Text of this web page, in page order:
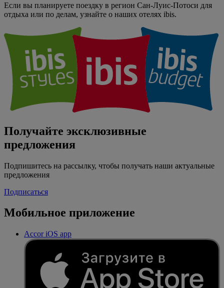
Если вы планируете поездку в регион Сан-Луис-Потоси для
отдыха или по делам, узнайте о наших отелях ibis.
Получайте эксклюзивные
предложения
Подпишитесь на рассылку, чтобы получать наши актуальные
предложения
Подписаться
Мобильное приложение
Accor iOS app